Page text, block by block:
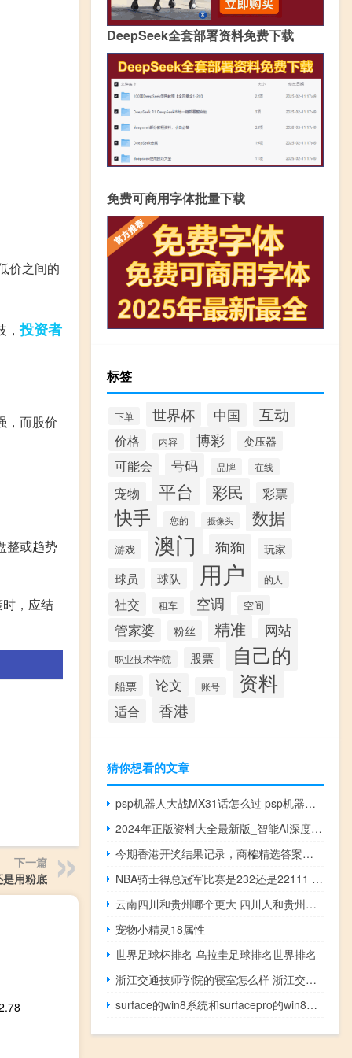
价之间的
，投资者
，而股价
整或趋势
，应结
下一篇
用粉底
DeepSeek全套部署资料免费下载
免费可商用字体批量下载
标签
下单 世界杯 中国 互动
价格 内容 博彩 变压器
可能会 号码 品牌 在线
宠物 平台 彩民 彩票
快手 您的 摄像头 数据
游戏 澳门 狗狗 玩家
球员 球队 用户 的人
社交 租车 空调 空间
管家婆 粉丝 精准 网站
职业技术学院 股票 自己的
船票 论文 账号 资料
适合 香港
猜你想看的文章
psp机器人大战MX31话怎么过 psp机器人大战mx
2024年正版资料大全最新版_智能AI深度解析_好看视频版v32.31.846
今期香港开奖结果记录，商榷精选答案落实_突破版0.9
NBA骑士得总冠军比赛是232还是22111 2019年nba总决赛时间
云南四川和贵州哪个更大 四川人和贵州人哪个好
宠物小精灵18属性
世界足球杯排名 乌拉圭足球排名世界排名
浙江交通技师学院的寝室怎么样 浙江交通技师学院
surface的win8系统和surfacepro的win8系统是一样的吗 windowssurface